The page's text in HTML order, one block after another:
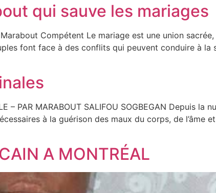
qui sauve les mariages
Compétent Le mariage est une union sacrée,
font face à des conflits qui peuvent conduire à la
– PAR MARABOUT SALIFOU SOGBEGAN Depuis la
à la guérison des maux du corps, de l’âme
A MONTRÉAL